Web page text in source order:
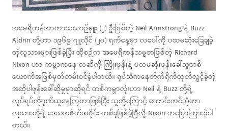
အမေရိကန်အာကာသယာဉ်မှူး (၂) ဦးဖြစ်တဲ့ Neil Armstrong နဲ့ Buzz
Aldrin တို့ဟာ ၁၉၆၉ ဂျူလိုင် (၂၀) ရက်နေ့မှာ လပေါ်ကို ပထမဆုံးခြေချခဲ့
တဲ့လူသားများဖြစ်ခဲ့ပြီး ထိုစဉ်က အမေရိကန်သမ္မတဖြစ်တဲ့ Richard
Nixon ဟာ ကမ္ဘာကနေ လဆီကို ကြိုးဖုန်းနဲ့ ပထမဆုံးဖုန်းခေါ်သူတစ်
ယောက်အဖြစ်မှတ်တမ်းဝင်ခဲ့ပါတယ်။ ရုပ်သံကနေတိုက်ရိုက်ထုတ်လွှင့်ခဲ့တဲ့
အဆိုပါဖုန်းခေါ်ဆိုမှုမှာဆိုရင် တစ်ကမ္ဘာလုံးဟာ Neil နဲ့ Buzz တို့ရဲ့
လုပ်ရပ်ကိုဂုဏ်ယူနေကြတာဖြစ်ပြီး သူတို့ကြောင့် ကောင်းကင်ဘုံဟာ
လူသားတို့ရဲ့ ဒေသအစိတ်အပိုင်း တစ်ခုဖြစ်ခဲ့ပြီလို့ Nixon ကပြောကြားခဲ့ပါ
တယ်။